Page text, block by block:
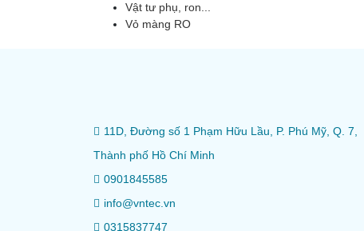
Vật tư phụ, ron...
Vỏ màng RO
11D, Đường số 1 Phạm Hữu Lầu, P. Phú Mỹ, Q. 7,
Thành phố Hồ Chí Minh
0901845585
info@vntec.vn
0315837747